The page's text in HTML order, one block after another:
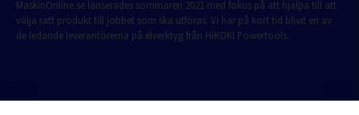
MaskinOnline.se lanserades sommaren 2021 med fokus på att hjälpa till att
välja rätt produkt till jobbet som ska utföras. Vi har på kort tid blivit en av
de ledande leverantörerna på elverktyg från HiKOKI Powertools.